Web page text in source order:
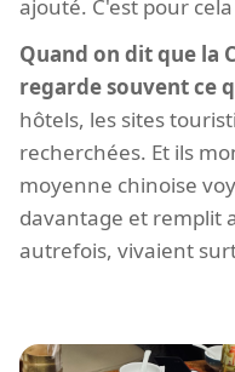
ajouté. C'est pour
Quand on dit que la
regarde souvent ce
hôtels, les sites
recherchées. Et ils
moyenne chinoise
davantage et remplit
autrefois, vivaient